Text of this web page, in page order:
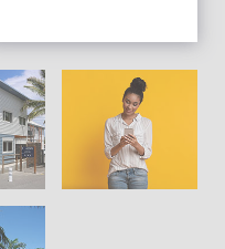
Pratiques